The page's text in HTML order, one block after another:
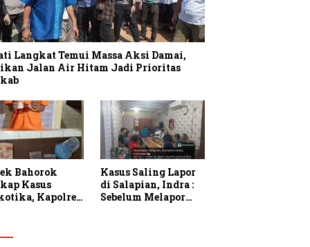
Langkat Temui Massa Aksi Damai,
Jalan Air Hitam Jadi Prioritas
Bahorok
Kasus
Kapolres
Masyarakat
Kasus Saling Lapor
di Salapian, Indra :
Sebelum Melapor